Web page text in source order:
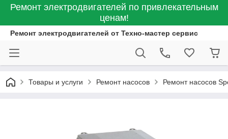
Ремонт электродвигателей по привлекательным
ценам!
Ремонт электродвигателей от Техно-мастер сервис
Товары и услуги Ремонт насосов Ремонт насосов